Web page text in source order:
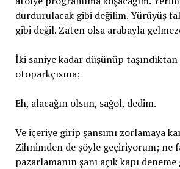
durdurulacak gibi değilim. Yürüyüş
gibi değil. Zaten olsa arabayla
İki saniye kadar düşünüp taşındıktan
otoparkçısına;
Eh, alacağın olsun, sağol, dedim.
Ve içeriye girip şansımı zorlamaya
Zihnimden de şöyle geçiriyorum; ne
pazarlamanın şanı açık kapı